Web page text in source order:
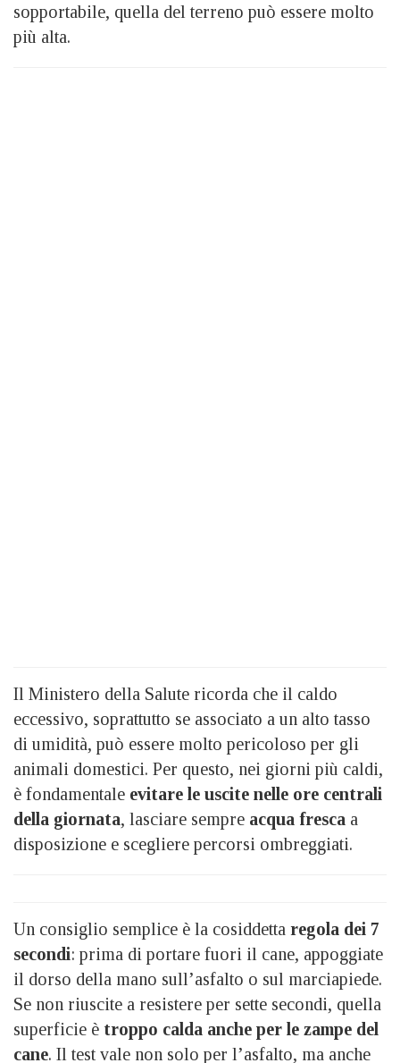
sopportabile, quella del terreno può essere molto
più alta.
Il Ministero della Salute ricorda che il caldo
eccessivo, soprattutto se associato a un alto tasso
di umidità, può essere molto pericoloso per gli
animali domestici. Per questo, nei giorni più caldi,
è fondamentale evitare le uscite nelle ore centrali
della giornata, lasciare sempre acqua fresca a
disposizione e scegliere percorsi ombreggiati.
Un consiglio semplice è la cosiddetta regola dei 7
secondi: prima di portare fuori il cane, appoggiate
il dorso della mano sull’asfalto o sul marciapiede.
Se non riuscite a resistere per sette secondi, quella
superficie è troppo calda anche per le zampe del
cane. Il test vale non solo per l’asfalto, ma anche